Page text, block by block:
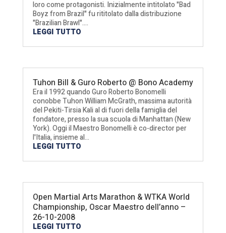
loro come protagonisti. Inizialmente intitolato "Bad
Boyz from Brazil" fu rititolato dalla distribuzione
"Brazilian Brawl"....
LEGGI TUTTO
Tuhon Bill & Guro Roberto @ Bono Academy
Era il 1992 quando Guro Roberto Bonomelli
conobbe Tuhon William McGrath, massima autorità
del Pekiti-Tirsia Kali al di fuori della famiglia del
fondatore, presso la sua scuola di Manhattan (New
York). Oggi il Maestro Bonomelli è co-director per
l'Italia, insieme al...
LEGGI TUTTO
Open Martial Arts Marathon & WTKA World
Championship, Oscar Maestro dell’anno –
26-10-2008
LEGGI TUTTO